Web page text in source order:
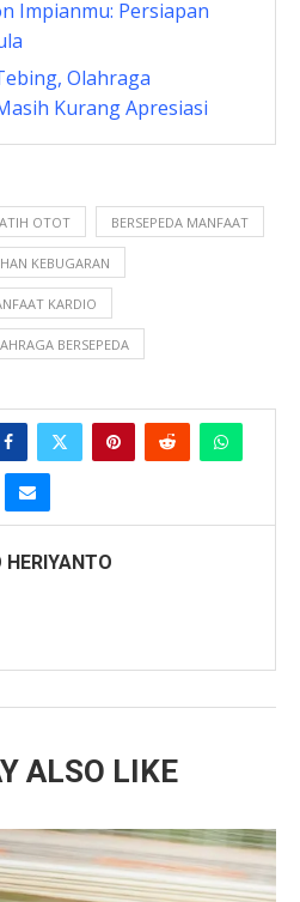
Impianmu: Persiapan
Olahraga
Kurang Apresiasi
OTOT BERSEPEDA MANFAAT
KEBUGARAN
KARDIO
BERSEPEDA
HERIYANTO
ALSO LIKE